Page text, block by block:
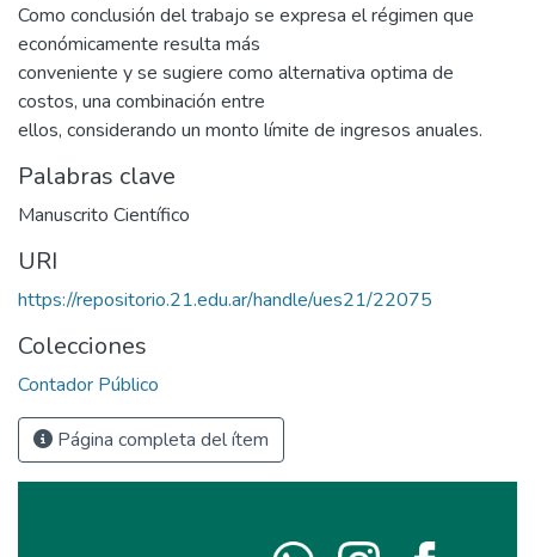
Como conclusión del trabajo se expresa el régimen que
económicamente resulta más
conveniente y se sugiere como alternativa optima de
costos, una combinación entre
ellos, considerando un monto límite de ingresos anuales.
Palabras clave
Manuscrito Científico
URI
https://repositorio.21.edu.ar/handle/ues21/22075
Colecciones
Contador Público
Página completa del ítem